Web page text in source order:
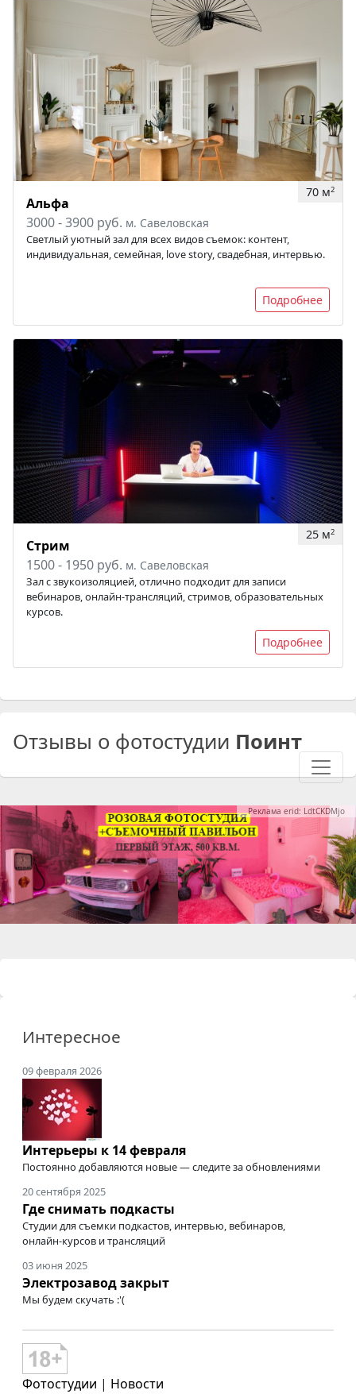
70 м2
Альфа
3000 - 3900 руб. м. Савеловская
Светлый уютный зал для всех видов съемок: контент,
индивидуальная, семейная, love story, свадебная, интервью.
Подробнее
25 м2
Стрим
1500 - 1950 руб. м. Савеловская
Зал с звукоизоляцией, отлично подходит для записи
вебинаров, онлайн-трансляций, стримов, образовательных
курсов.
Подробнее
Отзывы о фотостудии Поинт
Реклама erid: LdtCKDMjo
Интересное
09 февраля 2026
Интерьеры к 14 февраля
Постоянно добавляются новые — следите за обновлениями
20 сентября 2025
Где снимать подкасты
Студии для съемки подкастов, интервью, вебинаров,
онлайн-курсов и трансляций
03 июня 2025
Электрозавод закрыт
Мы будем скучать :'(
Фотостудии | Новости